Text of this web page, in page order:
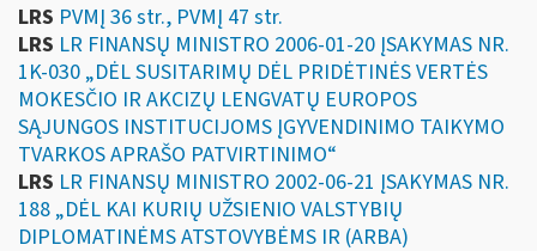
LRS PVMĮ 36 str., PVMĮ 47 str.
LRS LR FINANSŲ MINISTRO 2006-01-20 ĮSAKYMAS NR.
1K-030 „DĖL SUSITARIMŲ DĖL PRIDĖTINĖS VERTĖS
MOKESČIO IR AKCIZŲ LENGVATŲ EUROPOS
SĄJUNGOS INSTITUCIJOMS ĮGYVENDINIMO TAIKYMO
TVARKOS APRAŠO PATVIRTINIMO“
LRS LR FINANSŲ MINISTRO 2002-06-21 ĮSAKYMAS NR.
188 „DĖL KAI KURIŲ UŽSIENIO VALSTYBIŲ
DIPLOMATINĖMS ATSTOVYBĖMS IR (ARBA)